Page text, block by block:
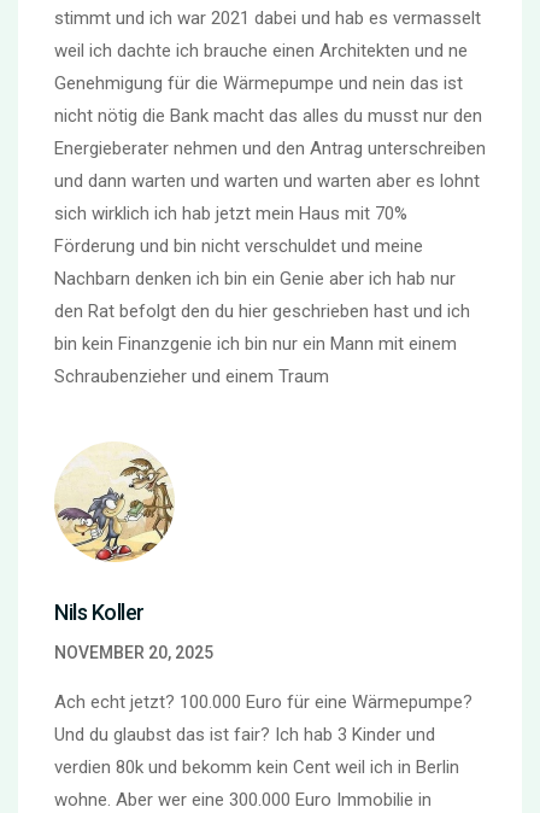
stimmt und ich war 2021 dabei und hab es vermasselt
weil ich dachte ich brauche einen Architekten und ne
Genehmigung für die Wärmepumpe und nein das ist
nicht nötig die Bank macht das alles du musst nur den
Energieberater nehmen und den Antrag unterschreiben
und dann warten und warten und warten aber es lohnt
sich wirklich ich hab jetzt mein Haus mit 70%
Förderung und bin nicht verschuldet und meine
Nachbarn denken ich bin ein Genie aber ich hab nur
den Rat befolgt den du hier geschrieben hast und ich
bin kein Finanzgenie ich bin nur ein Mann mit einem
Schraubenzieher und einem Traum
Nils Koller
NOVEMBER 20, 2025
Ach echt jetzt? 100.000 Euro für eine Wärmepumpe?
Und du glaubst das ist fair? Ich hab 3 Kinder und
verdien 80k und bekomm kein Cent weil ich in Berlin
wohne. Aber wer eine 300.000 Euro Immobilie in